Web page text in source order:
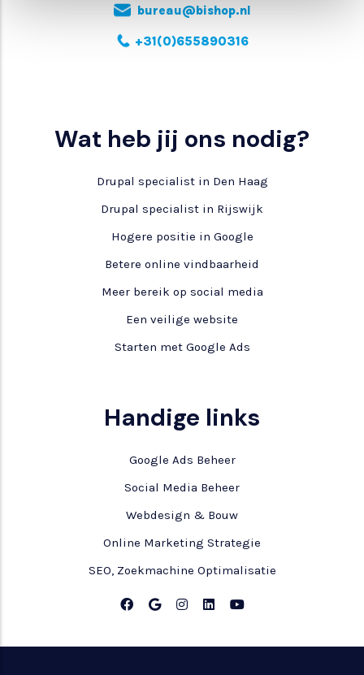
bureau@bishop.nl
+31(0)655890316
Wat heb jij ons nodig?
Drupal specialist in Den Haag
Drupal specialist in Rijswijk
Hogere positie in Google
Betere online vindbaarheid
Meer bereik op social media
Een veilige website
Starten met Google Ads
Handige links
Google Ads Beheer
Social Media Beheer
Webdesign & Bouw
Online Marketing Strategie
SEO, Zoekmachine Optimalisatie